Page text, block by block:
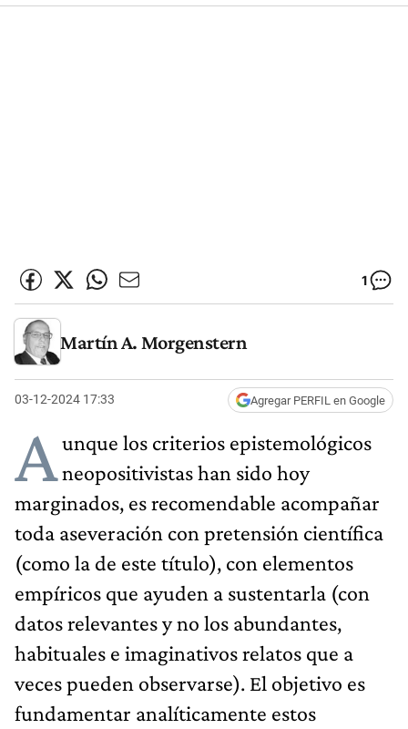
1
Martín A. Morgenstern
03-12-2024 17:33 Agregar PERFIL en Google
Aunque los criterios epistemológicos
neopositivistas han sido hoy
marginados, es recomendable acompañar
toda aseveración con pretensión científica
(como la de este título), con elementos
empíricos que ayuden a sustentarla (con
datos relevantes y no los abundantes,
habituales e imaginativos relatos que a
veces pueden observarse). El objetivo es
fundamentar analíticamente estos